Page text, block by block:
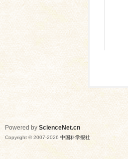
Powered by ScienceNet.cn
Copyright © 2007-2026 中国科学报社